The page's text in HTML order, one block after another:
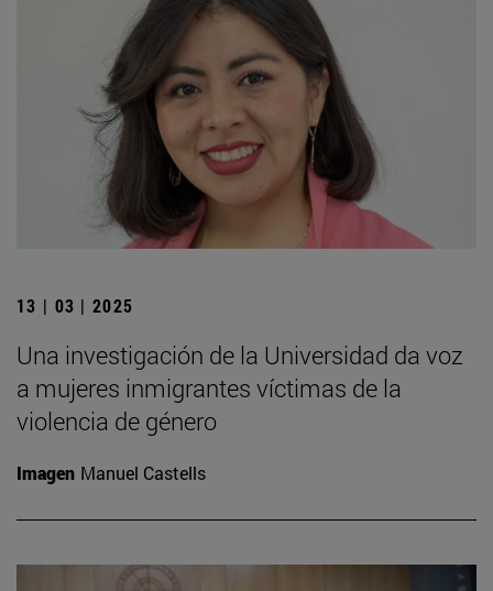
13 | 03 | 2025
Una investigación de la Universidad da voz
a mujeres inmigrantes víctimas de la
violencia de género
Imagen Manuel Castells